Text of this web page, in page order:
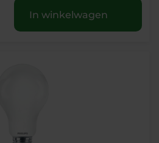
In winkelwagen